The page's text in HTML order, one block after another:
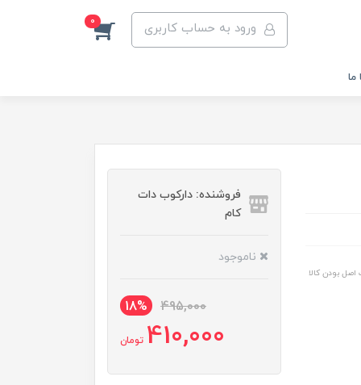
ورود به حساب کاربری 0
ما
بودن کالا
فروشنده: دارکوب دات
کام
ناموجود
495,000
18%
410,000 تومان